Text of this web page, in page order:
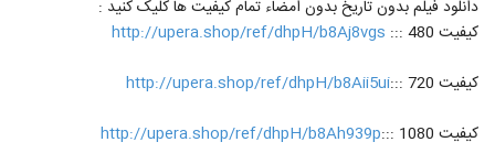
12
قسمت دهم فصل دوم سریال ممنوعه دانلود
۳۵۹ بازدید
قسمت هشتم سریال نهنگ ابی / دانلود قسمت
دانلود فیلم بدون تاریخ بدون امضاء تمام کیفیت ها کلیک کنید :
کیفیت 480 :::
http://upera.shop/ref/dhpH/b8Aj8vgs
کیفیت 720 :::
http://upera.shop/ref/dhpH/b8Aii5ui
کیفیت 1080 :::
http://upera.shop/ref/dhpH/b8Ah939p